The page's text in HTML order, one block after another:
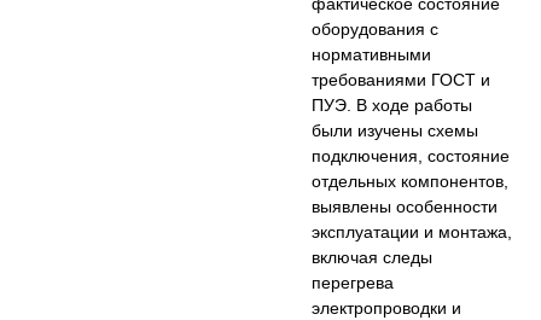
оборудования с
нормативными
требованиями ГОСТ и
ПУЭ. В ходе работы
были изучены схемы
подключения, состояние
отдельных компонентов,
выявлены особенности
эксплуатации и монтажа,
включая следы
перегрева
электропроводки и